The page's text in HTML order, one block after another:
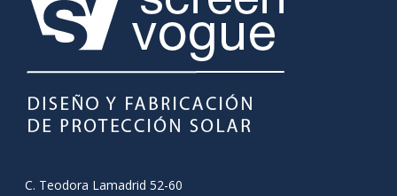
C. Teodora Lamadrid 52-60